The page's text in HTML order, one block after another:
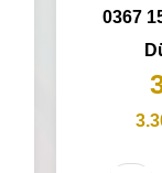
0367